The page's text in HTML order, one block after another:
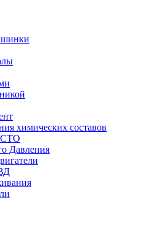
химических составов
СТО
Давления